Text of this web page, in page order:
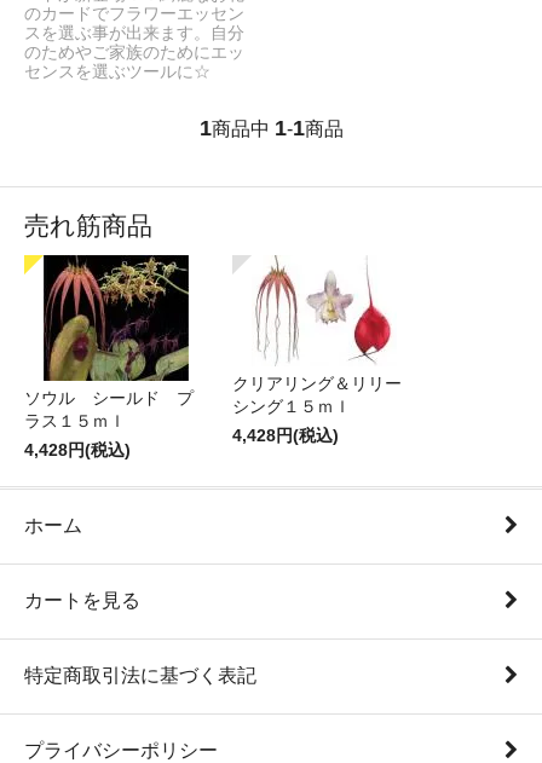
のカードでフラワーエッセン
スを選ぶ事が出来ます。自分
のためやご家族のためにエッ
センスを選ぶツールに☆
1商品中 1-1商品
売れ筋商品
ソウル シールド プ
ラス１５ｍｌ
4,428円(税込)
クリアリング＆リリー
シング１５ｍｌ
4,428円(税込)
ホーム
カートを見る
特定商取引法に基づく表記
プライバシーポリシー